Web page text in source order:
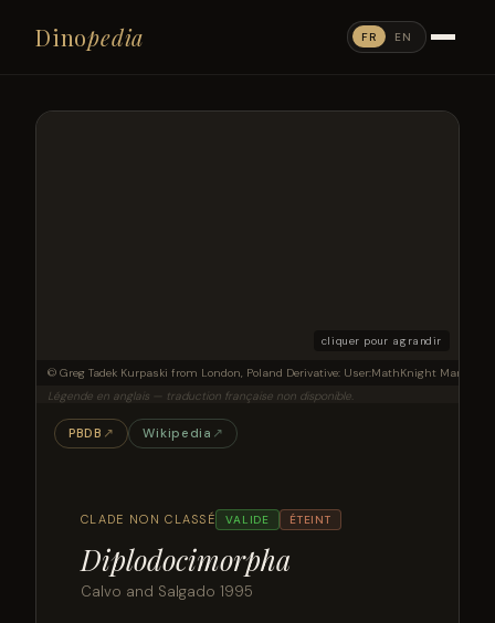
Dinopedia FR EN
CLADE NON CLASSÉ VALIDE ÉTEINT
Diplodocimorpha
Calvo and Salgado 1995
cliquer pour agrandir
Six diplodocoids (top to bottom): Barosaurus, Apatosaurus louisae,
© Greg Tadek Kurpaski from London, Poland Derivative: User:MathKnight Marco
Légende en anglais — traduction française non disponible.
PBDB ↗ Wikipedia ↗